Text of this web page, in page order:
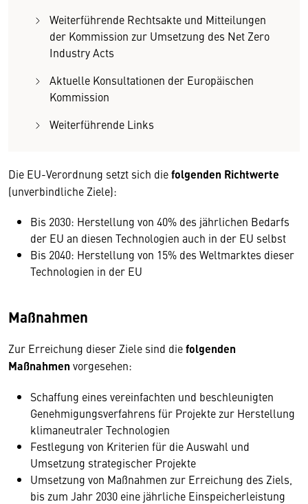
Weiterführende Rechtsakte und Mitteilungen
der Kommission zur Umsetzung des Net Zero
Industry Acts
Aktuelle Konsultationen der Europäischen
Kommission
Weiterführende Links
Die EU-Verordnung setzt sich diefolgenden Richtwerte
(unverbindliche Ziele):
Bis 2030: Herstellung von 40% des jährlichen Bedarfs
der EU an diesen Technologien auch in der EU selbst
Bis 2040: Herstellung von 15% des Weltmarktes dieser
Technologien in der EU
Maßnahmen
Zur Erreichung dieser Ziele sind diefolgenden
Maßnahmen vorgesehen:
Schaffung eines vereinfachten und beschleunigten
Genehmigungsverfahrens für Projekte zur Herstellung
klimaneutraler Technologien
Festlegung von Kriterien für die Auswahl und
Umsetzung strategischer Projekte
Umsetzung von Maßnahmen zur Erreichung des Ziels,
bis zum Jahr 2030 eine jährliche Einspeicherleistung